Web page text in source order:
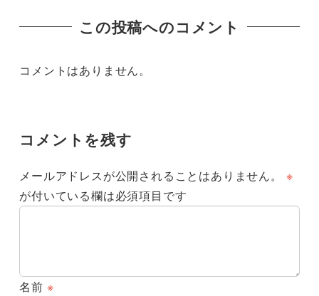
この投稿へのコメント
コメントはありません。
コメントを残す
メールアドレスが公開されることはありません。
※
が付いている欄は必須項目です
名前 ※